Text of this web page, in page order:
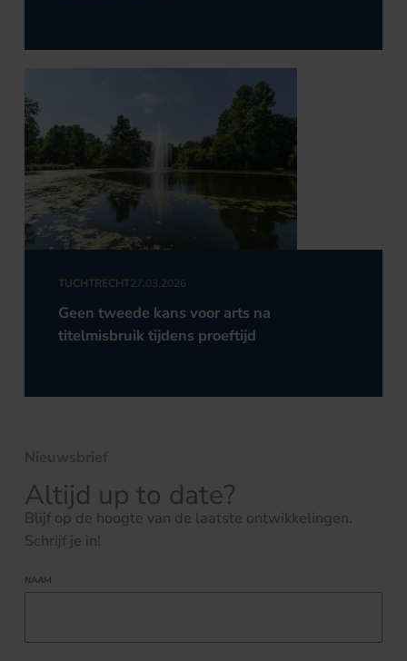
TUCHTRECHT27.03.2026
Geen tweede kans voor arts na
titelmisbruik tijdens proeftijd
Nieuwsbrief
Altijd up to date?
Blijf op de hoogte van de laatste ontwikkelingen.
Schrijf je in!
NAAM